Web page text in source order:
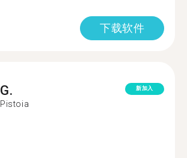
下载软件
G.
Pistoia
新加入